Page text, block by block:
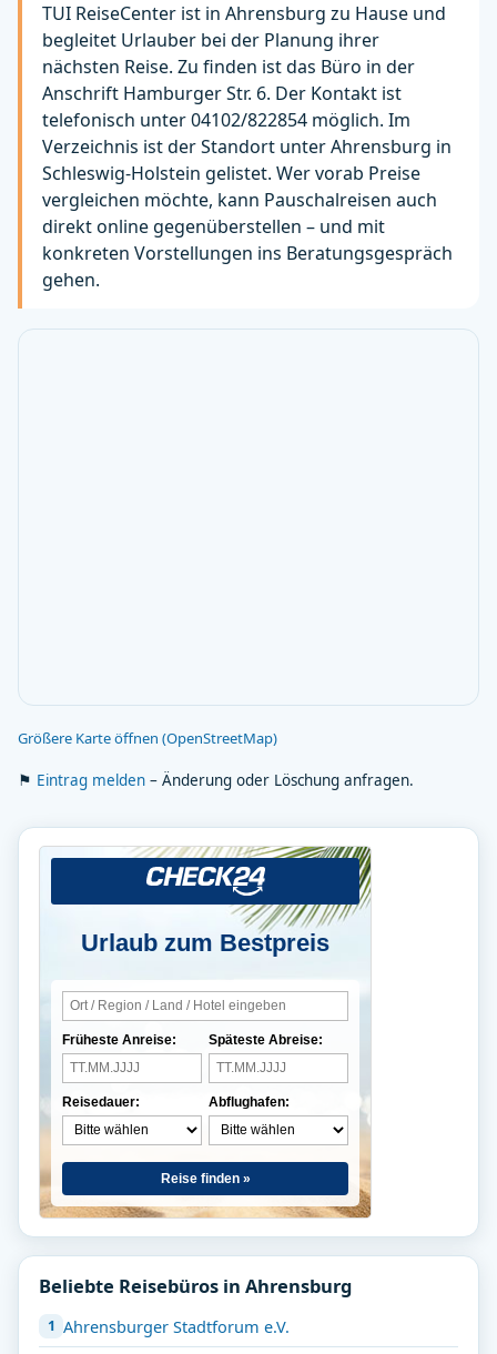
TUI ReiseCenter ist in Ahrensburg zu Hause und
begleitet Urlauber bei der Planung ihrer
nächsten Reise. Zu finden ist das Büro in der
Anschrift Hamburger Str. 6. Der Kontakt ist
telefonisch unter 04102/822854 möglich. Im
Verzeichnis ist der Standort unter Ahrensburg in
Schleswig-Holstein gelistet. Wer vorab Preise
vergleichen möchte, kann Pauschalreisen auch
direkt online gegenüberstellen – und mit
konkreten Vorstellungen ins Beratungsgespräch
gehen.
Größere Karte öffnen (OpenStreetMap)
⚑ Eintrag melden – Änderung oder Löschung anfragen.
Urlaub zum Bestpreis
Früheste Anreise:
Reisedauer:
Späteste Abreise:
Abflughafen:
Reise finden »
Beliebte Reisebüros in Ahrensburg
Ahrensburger Stadtforum e.V.